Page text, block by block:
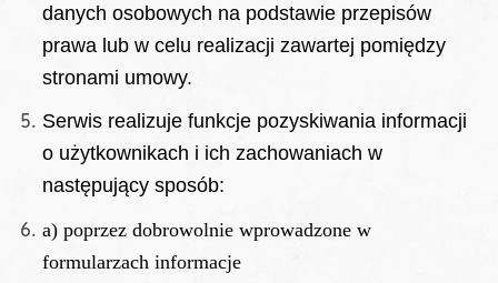
danych osobowych na podstawie przepisów
prawa lub w celu realizacji zawartej pomiędzy
stronami umowy.
Serwis realizuje funkcje pozyskiwania informacji
o użytkownikach i ich zachowaniach w
następujący sposób:
a) poprzez dobrowolnie wprowadzone w
formularzach informacje